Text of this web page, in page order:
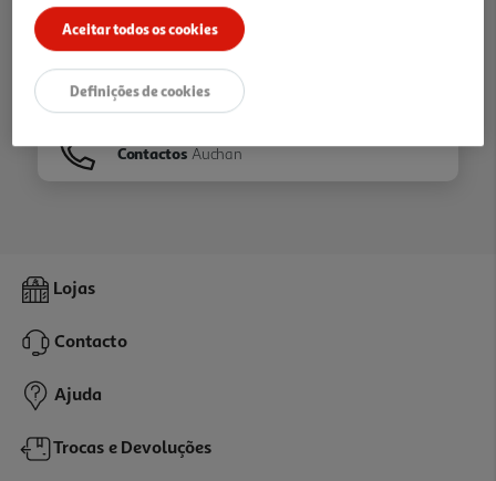
Folhetos
Contactos Auchan
Lojas
Contacto
Ajuda
Trocas e Devoluções
Aceitar todos os cookies
Definições de cookies